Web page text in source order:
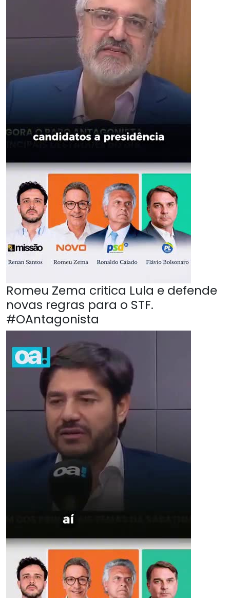
Romeu Zema critica Lula e defende
novas regras para o STF.
#OAntagonista